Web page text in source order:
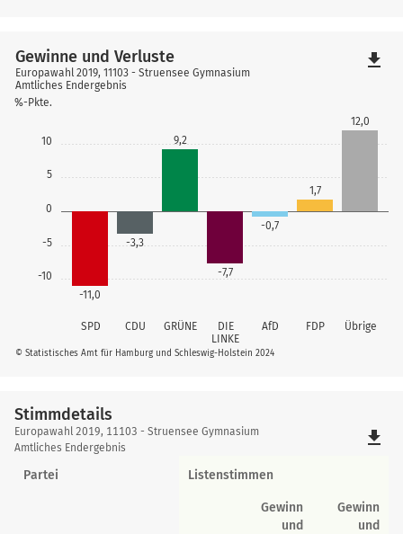
-10
-5
0
5
10
%-Pkte.
SPD CDU GRÜNE
DIE
LINKE
AfD FDP Übrige
-11,0
-3,3
9,2
-7,7
-0,7
1,7
12,0
© Statistisches Amt für Hamburg und Schleswig-Holstein 2024
Gewinne und Verluste
Europawahl 2019, 11103 - Struensee Gymnasium
Amtliches Endergebnis
file_download
Stimmdetails
Stimmdetails
Europawahl 2019, 11103 - Struensee Gymnasium
Amtliches Endergebnis
file_download
Partei Listenstimmen
Gewinn
und
Gewinn
und